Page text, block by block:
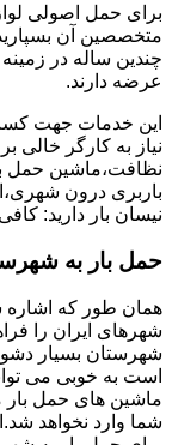
برای حمل اصولی
متخصصین آن
چندین ساله در
عرضه دارند.
این خدمات جهت
نیاز به کارگر خالی
نظافت،ماشین حمل
باربری درون
نیسان بار دارید:
حمل بار به
همان طور که اشاره
شهرهای ایران را
شهرستان بسیار
است به خوبی می
ماشین های حمل بار
شما وارد نخواهد